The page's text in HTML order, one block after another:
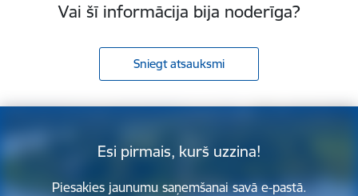
Vai šī informācija bija noderīga?
Sniegt atsauksmi
Esi pirmais, kurš uzzina!
Piesakies jaunumu saņemšanai savā e-pastā.